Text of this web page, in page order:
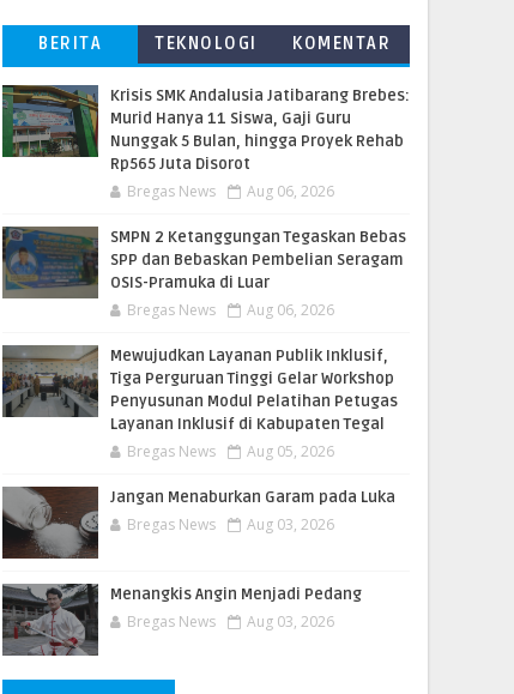
BERITA
TERBARU
TEKNOLOGI
KOMENTAR
Krisis SMK Andalusia Jatibarang Brebes:
Murid Hanya 11 Siswa, Gaji Guru
Nunggak 5 Bulan, hingga Proyek Rehab
Rp565 Juta Disorot
Bregas News Aug 06, 2026
SMPN 2 Ketanggungan Tegaskan Bebas
SPP dan Bebaskan Pembelian Seragam
OSIS-Pramuka di Luar
Bregas News Aug 06, 2026
​Mewujudkan Layanan Publik Inklusif,
Tiga Perguruan Tinggi Gelar Workshop
Penyusunan Modul Pelatihan Petugas
Layanan Inklusif di Kabupaten Tegal
Bregas News Aug 05, 2026
Jangan Menaburkan Garam pada Luka
Bregas News Aug 03, 2026
Menangkis Angin Menjadi Pedang
Bregas News Aug 03, 2026